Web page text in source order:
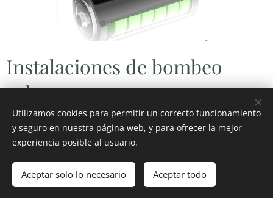
Instalaciones de bombeo
solar.
Utilizamos cookies para permitir un correcto funcionamiento
y seguro en nuestra página web, y para ofrecer la mejor
experiencia posible al usuario.
Aceptar solo lo necesario Aceptar todo